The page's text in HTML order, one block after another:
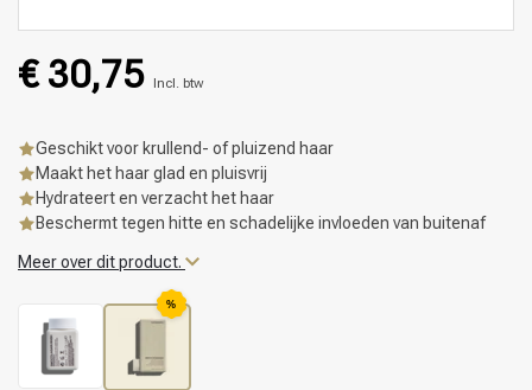
€ 30,75 Incl. btw
Geschikt voor krullend- of pluizend haar
Maakt het haar glad en pluisvrij
Hydrateert en verzacht het haar
Beschermt tegen hitte en schadelijke invloeden van buitenaf
Meer over dit product.
%